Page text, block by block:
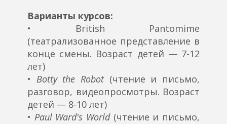
Варианты курсов:
• British Pantomime
(театрализованное представление в
конце смены. Возраст детей — 7-12
лет)
• Botty the Robot(чтение и письмо,
разговор, видеопросмотры. Возраст
детей — 8-10 лет)
• Paul Ward's World(чтение и письмо,